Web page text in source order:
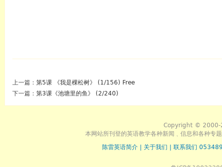
上一篇： 第5课 《我是棵松树》 (1/156) Free
下一篇： 第3课《池塘里的鱼》 (2/240)
Copyright © 2000-
本网站所刊登的英语教学各种新闻﹑信息和各种专
陈雷英语简介
关于我们 联系我们